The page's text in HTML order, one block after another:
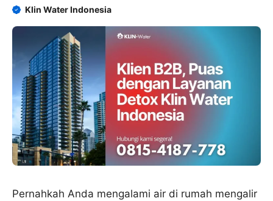
Klin Water Indonesia
Pernahkah Anda mengalami air di rumah mengalir